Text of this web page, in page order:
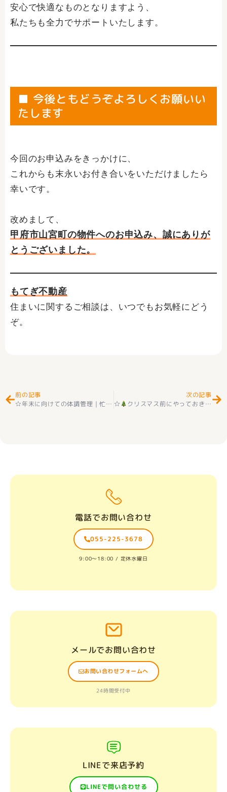
安心で快適なものとなりますよう、
私たちも全力でサポートいたします。
■ 今後ともどうぞよろしくお願いい
たします
今回のお申込みをきっかけに、
これからも末永いお付き合いをいただけましたら
幸いです。
改めまして、
甲府市山宮町の物件へのお申込み、誠にありが
とうございました。
もてぎ不動産
住まいに関するご相談は、いつでもお気軽にどう
ぞ。
前の記事
☆年末に向けての体調管理｜忙しい時期こそ健康第一！｜もてぎ不動産ブログ
次の記事
☆
クリスマス前にやっておきたい準備まとめ｜楽しむための簡単チェックリスト｜もてぎ不動産ブログ
電話でお問い合わせ
055-225-3678
9:00〜18:00 / 定休水曜日
メールでお問い合わせ
お問い合わせフォームへ
24時間受付中
LINEで来店予約
LINEで問い合わせる